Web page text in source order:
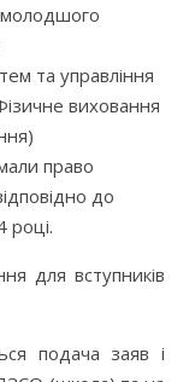
молодшого
та управління
виховання
право
до
для вступників
подача заяв і